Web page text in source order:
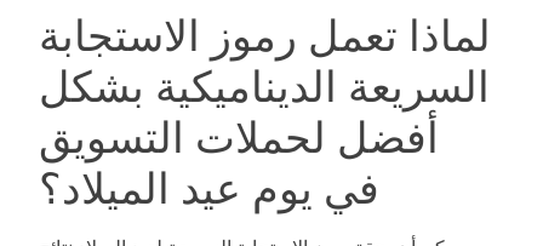
لماذا تعمل رموز الاستجابة
السريعة الديناميكية بشكل
أفضل لحملات التسويق
في يوم عيد الميلاد؟